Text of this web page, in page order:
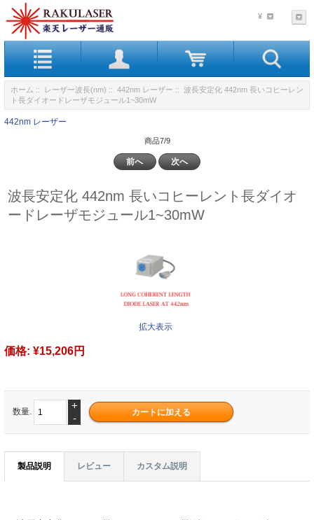
¥
ホーム :: レーザー波長(nm) :: 442nm レーザー :: 波長安定化 442nm 長いコヒーレン
ト長ダイオードレーザモジュール1~30mW
442nm レーザー
商品7/9
前へ 次へ
波長安定化 442nm 長いコヒーレント長ダイオ
ードレーザモジュール1~30mW
拡大表示
価格: ¥15,206円
数量.
+
-
製品説明 レビュー カスタム説明